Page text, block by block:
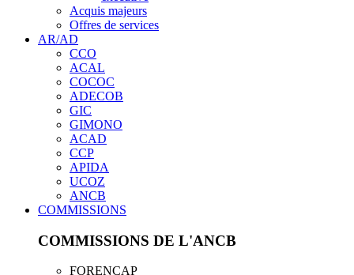
Acquis majeurs
Offres de services
AR/AD
CCO
ACAL
COCOC
ADECOB
GIC
GIMONO
ACAD
CCP
APIDA
UCOZ
ANCB
COMMISSIONS
COMMISSIONS DE L'ANCB
FORENCAP